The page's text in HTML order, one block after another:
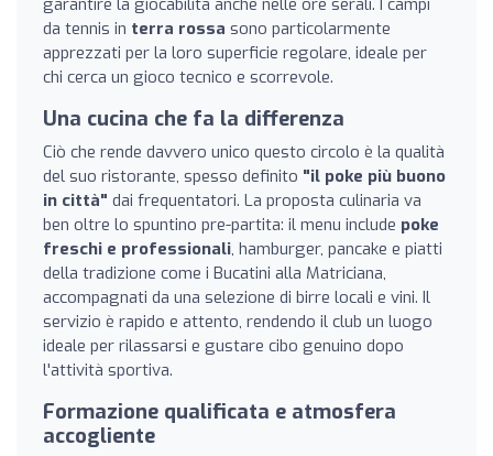
da tennis in terra rossa sono particolarmente
apprezzati per la loro superficie regolare, ideale per
chi cerca un gioco tecnico e scorrevole.
Una cucina che fa la differenza
Ciò che rende davvero unico questo circolo è la qualità
del suo ristorante, spesso definito "il poke più buono
in città" dai frequentatori. La proposta culinaria va
ben oltre lo spuntino pre-partita: il menu include poke
freschi e professionali, hamburger, pancake e piatti
della tradizione come i Bucatini alla Matriciana,
accompagnati da una selezione di birre locali e vini. Il
servizio è rapido e attento, rendendo il club un luogo
ideale per rilassarsi e gustare cibo genuino dopo
l'attività sportiva.
Formazione qualificata e atmosfera
accogliente